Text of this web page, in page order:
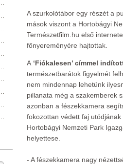
A szurkolótábor egy részét a
mások viszont a Hortobágyi
Természetfilm.hu első
főnyereményére hajtottak.
A ‘Fiókalesen’ címmel
természetbarátok figyelmét
nem mindennap lehetünk
pillanata még a szakemberek
azonban a fészekkamera
fokozottan védett faj
Hortobágyi Nemzeti Park
helyettese.
- A fészekkamera nagy